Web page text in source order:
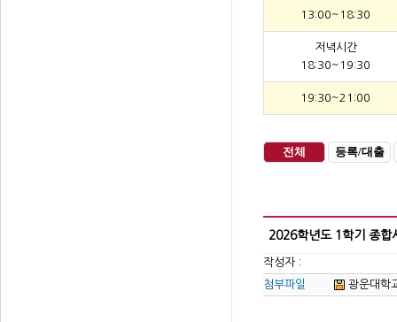
13:00~18:30
저녁시간
18:30~19:30
19:30~21:00
전체 등록/대출
2026학년도 1학기 종합
작성자 :
첨부파일
광운대학